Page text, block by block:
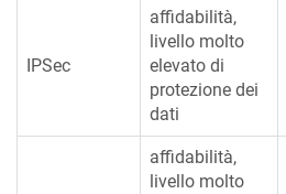
IPSec
affidabilità,
livello molto
elevato di
protezione dei
dati
affidabilità,
livello molto